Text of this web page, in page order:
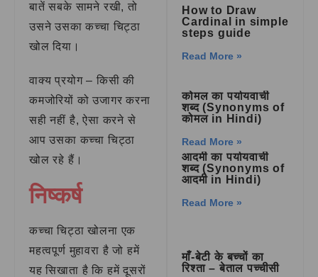
बातें सबके सामने रखी, तो
उसने उसका कच्चा चिट्ठा
खोल दिया।
वाक्य प्रयोग – किसी की
कमजोरियों को उजागर करना
सही नहीं है, ऐसा करने से
आप उसका कच्चा चिट्ठा
खोल रहे हैं।
निष्कर्ष
कच्चा चिट्ठा खोलना एक
महत्वपूर्ण मुहावरा है जो हमें
यह सिखाता है कि हमें दूसरों
How to Draw
Cardinal in simple
steps guide
Read More »
कोमल का पर्यायवाची
शब्द (Synonyms of
कोमल in Hindi)
Read More »
आदमी का पर्यायवाची
शब्द (Synonyms of
आदमी in Hindi)
Read More »
माँ-बेटी के बच्चों का
रिश्ता – बेताल पच्चीसी